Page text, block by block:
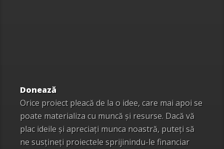
Donează
Orice proiect pleacă de la o idee, care mai apoi se
poate materializa cu muncă și resurse. Dacă vă
plac ideile și apreciați munca noastră, puteți să
ne susțineți proiectele sprijinindu-le financiar